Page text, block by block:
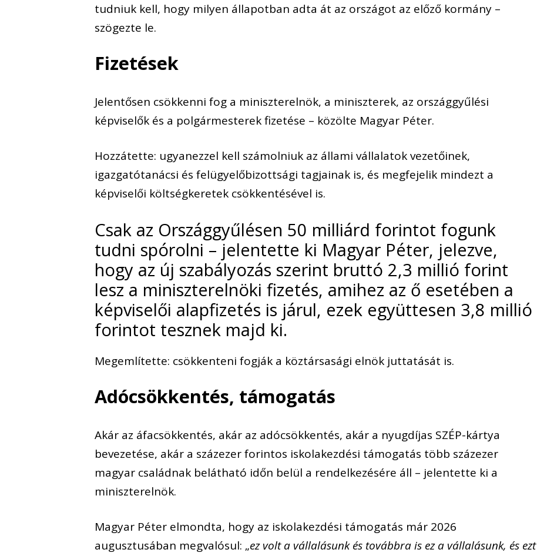
tudniuk kell, hogy milyen állapotban adta át az országot az előző kormány –
szögezte le.
Fizetések
Jelentősen csökkenni fog a miniszterelnök, a miniszterek, az országgyűlési
képviselők és a polgármesterek fizetése – közölte Magyar Péter.
Hozzátette: ugyanezzel kell számolniuk az állami vállalatok vezetőinek,
igazgatótanácsi és felügyelőbizottsági tagjainak is, és megfejelik mindezt a
képviselői költségkeretek csökkentésével is.
Csak az Országgyűlésen 50 milliárd forintot fogunk
tudni spórolni – jelentette ki Magyar Péter, jelezve,
hogy az új szabályozás szerint bruttó 2,3 millió forint
lesz a miniszterelnöki fizetés, amihez az ő esetében a
képviselői alapfizetés is járul, ezek együttesen 3,8 millió
forintot tesznek majd ki.
Megemlítette: csökkenteni fogják a köztársasági elnök juttatását is.
Adócsökkentés, támogatás
Akár az áfacsökkentés, akár az adócsökkentés, akár a nyugdíjas SZÉP-kártya
bevezetése, akár a százezer forintos iskolakezdési támogatás több százezer
magyar családnak belátható időn belül a rendelkezésére áll – jelentette ki a
miniszterelnök.
Magyar Péter elmondta, hogy az iskolakezdési támogatás már 2026
augusztusában megvalósul: „ez volt a vállalásunk és továbbra is ez a vállalásunk, és ezt